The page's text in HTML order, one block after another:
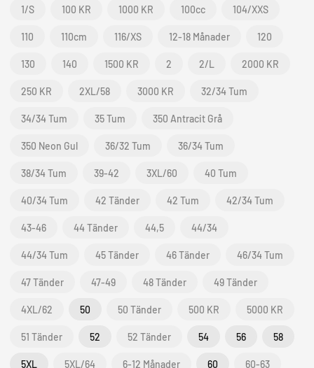
1/S 100 KR 1000 KR 100cc 104/XXS
110 110cm 116/XS 12-18 Månader 120
130 140 1500 KR 2 2/L 2000 KR
250 KR 2XL/58 3000 KR 32/34 Tum
34/34 Tum 35 Tum 350 Antracit Grå
350 Neon Gul 36/32 Tum 36/34 Tum
38/34 Tum 39-42 3XL/60 40 Tum
40/34 Tum 42 Tänder 42 Tum 42/34 Tum
43-46 44 Tänder 44,5 44/34
44/34 Tum 45 Tänder 46 Tänder 46/34 Tum
47 Tänder 47-49 48 Tänder 49 Tänder
4XL/62 50 50 Tänder 500 KR 5000 KR
51 Tänder 52 52 Tänder 54 56 58
5XL 5XL/64 6-12 Månader 60 60-63